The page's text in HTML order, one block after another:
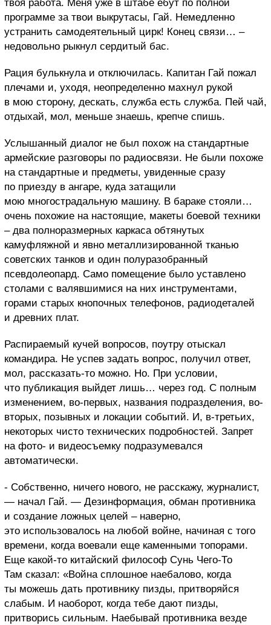
твоя работа. Меня уже в штабе ебут по полной
программе за твои выкрутасы, Гай. Немедленно
устранить самодеятельный цирк! Конец связи… –
недовольно рыкнул сердитый бас.
Рация булькнула и отключилась. Капитан Гай пожал
плечами и, уходя, неопределенно махнул рукой
в мою сторону, дескать, служба есть служба. Пей чай,
отдыхай, мол, меньше знаешь, крепче спишь.
Услышанный диалог не был похож на стандартные
армейские разговоры по радиосвязи. Не были похоже
на стандартные и предметы, увиденные сразу
по приезду в ангаре, куда затащили
мою многострадальную машину. В бараке стояли…
очень похожие на настоящие, макеты боевой техники
– два полноразмерных каркаса обтянутых
камуфляжной и явно металлизированной тканью
советских танков и один полуразобранный
псевдолеопард. Само помещение было уставлено
столами с валявшимися на них инструментами,
горами старых кнопочных телефонов, радиодеталей
и древних плат.
Распираемый кучей вопросов, поутру отыскал
командира. Не успев задать вопрос, получил ответ,
мол, рассказать-то можно. Но. При условии,
что публикация выйдет лишь… через год. С полным
изменением, во-первых, названия подразделения, во-
вторых, позывных и локации событий. И, в-третьих,
некоторых чисто технических подробностей. Запрет
на фото- и видеосъемку подразумевался
автоматически.
- Собственно, ничего нового, не расскажу, журналист,
— начал Гай. — Дезинформация, обман противника
и создание ложных целей – наверно,
это использовалось на любой войне, начиная с того
времени, когда воевали еще каменными топорами.
Еще какой-то китайский философ Сунь Чего-То
Там сказал: «Война сплошное наебалово, когда
ты можешь дать противнику пизды, притворяйся
слабым. И наоборот, когда тебе дают пизды,
притворись сильным. Наебывай противника везде